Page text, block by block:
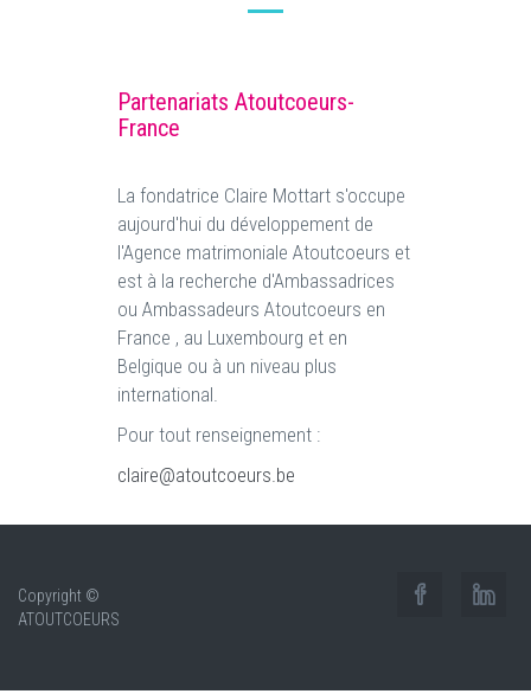
Partenariats Atoutcoeurs-
France
La fondatrice Claire Mottart s'occupe
aujourd'hui du développement de
l'Agence matrimoniale Atoutcoeurs et
est à la recherche d'Ambassadrices
ou Ambassadeurs Atoutcoeurs en
France , au Luxembourg et en
Belgique ou à un niveau plus
international.
Pour tout renseignement :
claire@atoutcoeurs.be
Copyright ©
ATOUTCOEURS